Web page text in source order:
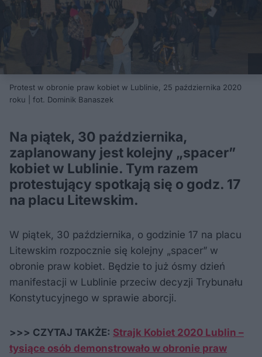
Protest w obronie praw kobiet w Lublinie, 25 października 2020
roku | fot. Dominik Banaszek
Na piątek, 30 października,
zaplanowany jest kolejny „spacer”
kobiet w Lublinie. Tym razem
protestujący spotkają się o godz. 17
na placu Litewskim.
W piątek, 30 października, o godzinie 17 na placu
Litewskim rozpocznie się kolejny „spacer” w
obronie praw kobiet. Będzie to już ósmy dzień
manifestacji w Lublinie przeciw decyzji Trybunału
Konstytucyjnego w sprawie aborcji.
>>> CZYTAJ TAKŻE: Strajk Kobiet 2020 Lublin –
tysiące osób demonstrowało w obronie praw